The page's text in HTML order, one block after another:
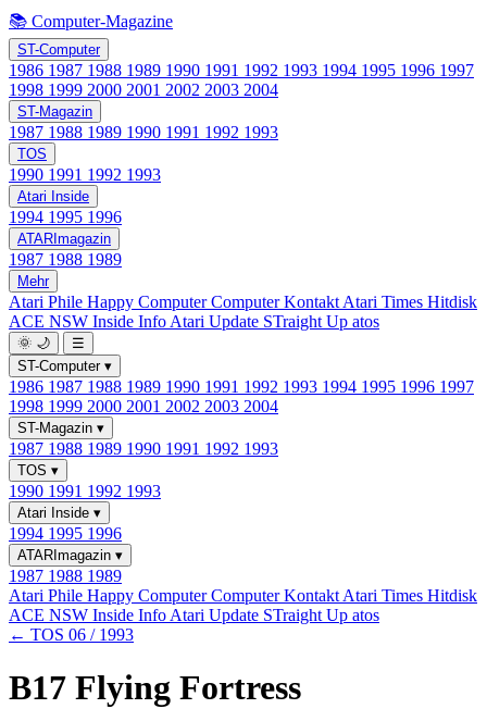
📚 Computer-Magazine
ST-Computer
1986 1987 1988 1989 1990 1991 1992 1993 1994 1995 1996 1997
1998 1999 2000 2001 2002 2003 2004
ST-Magazin
1987 1988 1989 1990 1991 1992 1993
TOS
1990 1991 1992 1993
Atari Inside
1994 1995 1996
ATARImagazin
1987 1988 1989
Mehr
Atari Phile Happy ComputerComputer Kontakt Atari Times Hitdisk
ACE NSW Inside Info Atari Update STraight Up atos
🌞 🌙
☰
ST-Computer ▾
1986 1987 1988 1989 1990 1991 1992 1993 1994 1995 1996 1997
1998 1999 2000 2001 2002 2003 2004
ST-Magazin ▾
1987 1988 1989 1990 1991 1992 1993
TOS ▾
1990 1991 1992 1993
Atari Inside ▾
1994 1995 1996
ATARImagazin ▾
1987 1988 1989
Atari Phile Happy ComputerComputer Kontakt Atari Times Hitdisk
ACE NSW Inside Info Atari Update STraight Up atos
← TOS 06 / 1993
B17 Flying Fortress